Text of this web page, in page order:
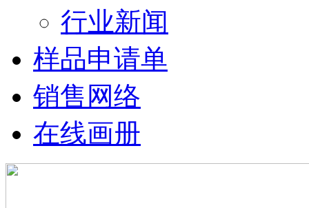
行业新闻
样品申请单
销售网络
在线画册